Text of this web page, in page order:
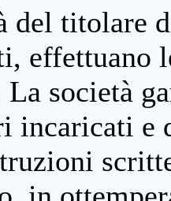
del titolare
effettuano
società
incaricati e